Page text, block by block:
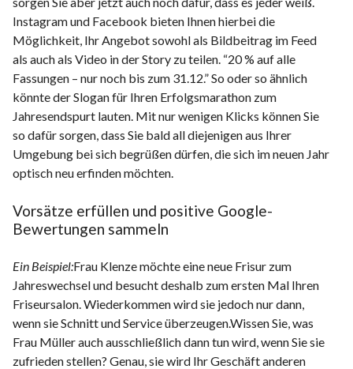
Instagram und Facebook bieten Ihnen hierbei die
Möglichkeit, Ihr Angebot sowohl als Bildbeitrag im Feed
als auch als Video in der Story zu teilen. “20 % auf alle
Fassungen – nur noch bis zum 31.12.” So oder so ähnlich
könnte der Slogan für Ihren Erfolgsmarathon zum
Jahresendspurt lauten. Mit nur wenigen Klicks können Sie
so dafür sorgen, dass Sie bald all diejenigen aus Ihrer
Umgebung bei sich begrüßen dürfen, die sich im neuen Jahr
optisch neu erfinden möchten.
Vorsätze erfüllen und positive Google-
Bewertungen sammeln
Ein Beispiel:Frau Klenze möchte eine neue Frisur zum
Jahreswechsel und besucht deshalb zum ersten Mal Ihren
Friseursalon. Wiederkommen wird sie jedoch nur dann,
wenn sie Schnitt und Service überzeugen.Wissen Sie, was
Frau Müller auch ausschließlich dann tun wird, wenn Sie sie
zufrieden stellen? Genau, sie wird Ihr Geschäft anderen